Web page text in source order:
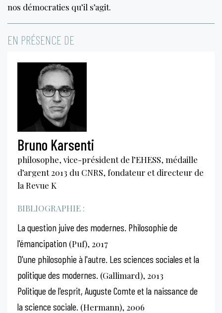
nos démocraties qu’il s’agit.
EN PRÉSENCE DE
Bruno Karsenti
philosophe, vice-président de l’EHESS, médaille
d’argent 2013 du CNRS, fondateur et directeur de
la Revue K
BIBLIOGRAPHIE :
La question juive des modernes. Philosophie de
l'émancipation (Puf), 2017
D'une philosophie à l'autre. Les sciences sociales et la
politique des modernes. (Gallimard), 2013
Politique de l'esprit, Auguste Comte et la naissance de
la science sociale. (Hermann), 2006